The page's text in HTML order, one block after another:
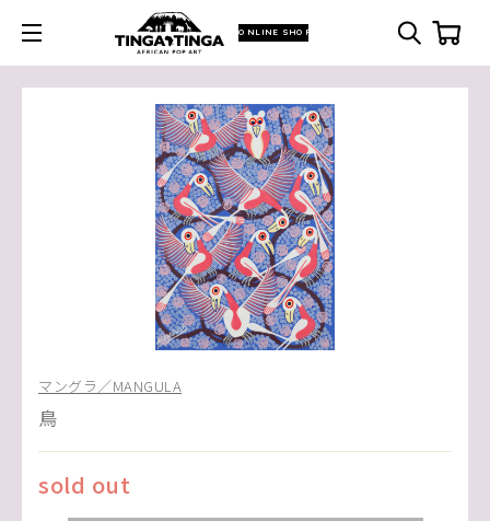
ONLINE SHOP
マングラ／MANGULA
鳥
sold out